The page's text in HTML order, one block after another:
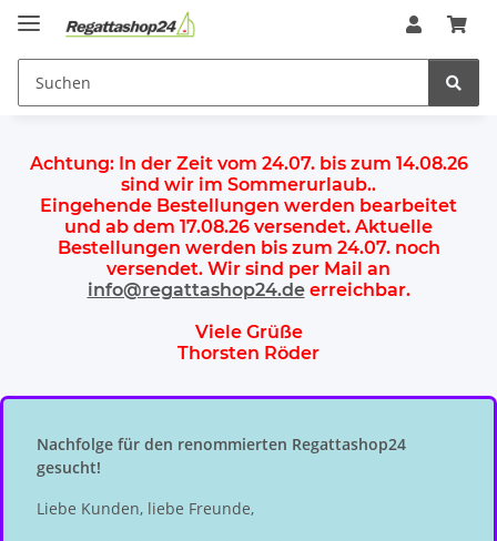
Achtung: In der Zeit vom 24.07. bis zum 14.08.26
sind wir im Sommerurlaub..
Eingehende Bestellungen werden bearbeitet
und ab dem 17.08.26 versendet. Aktuelle
Bestellungen werden bis zum 24.07.noch
versendet. Wir sind per Mail an
info@regattashop24.deerreichbar.
Viele Grüße
Thorsten Röder
Nachfolge für den renommierten Regattashop24
gesucht!
Liebe Kunden, liebe Freunde,